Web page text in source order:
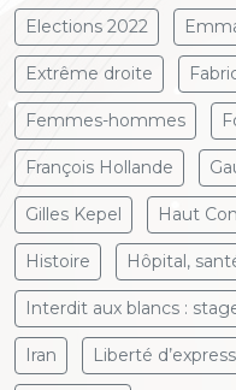
Elections 2022
Extrême droite
Femmes-hommes
François Hollande
Gilles Kepel Haut
Histoire Hôpital,
Interdit aux blancs :
Iran Liberté